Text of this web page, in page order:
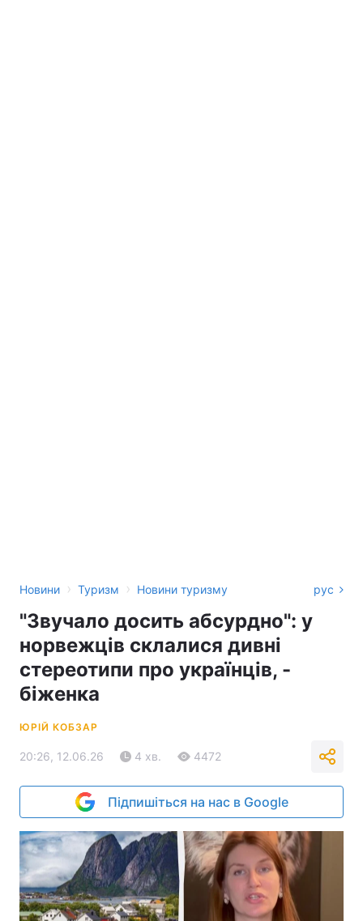
Новини › Туризм › Новини туризму рус
"Звучало досить абсурдно": у
норвежців склалися дивні
стереотипи про українців, -
біженка
ЮРІЙ КОБЗАР
20:26, 12.06.26 4 хв. 4472
Підпишіться на нас в Google